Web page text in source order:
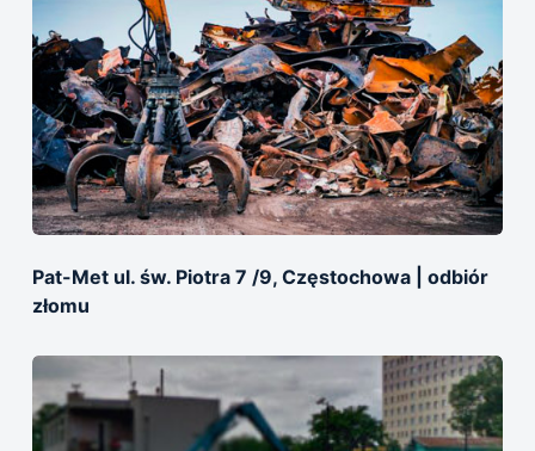
Pat-Met ul. św. Piotra 7 /9, Częstochowa | оdbiór
złomu